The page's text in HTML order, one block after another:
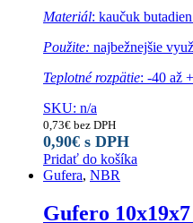
Materiál: kaučuk
Použite: najbežnejšie
Teplotné rozpätie: -40 až
SKU: n/a
0,73€ bez DPH
0,90€ s DPH
Pridať do košíka
Gufera, NBR
Gufero